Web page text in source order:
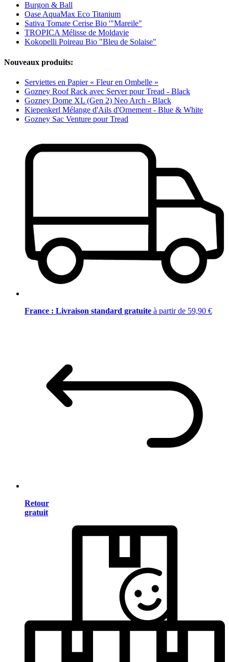
Burgon & Ball
Oase AquaMax Eco Titanium
Sativa Tomate Cerise Bio '"Mareile"
TROPICA Mélisse de Moldavie
Kokopelli Poireau Bio "Bleu de Solaise"
Nouveaux produits:
Serviettes en Papier « Fleur en Ombelle »
Gozney Roof Rack avec Server pour Tread - Black
Gozney Dome XL (Gen 2) Neo Arch - Black
Kiepenkerl Mélange d'Ails d'Ornement - Blue & White
Gozney Sac Venture pour Tread
France : Livraison standard gratuite à partir de 59,90 €
Retour
gratuit